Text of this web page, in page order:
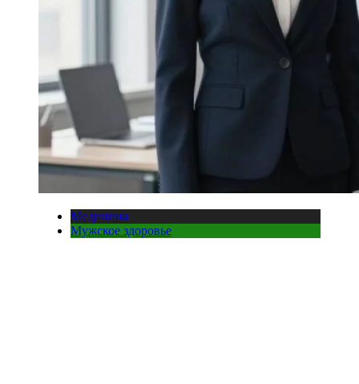
Медицина
Мужское здоровье